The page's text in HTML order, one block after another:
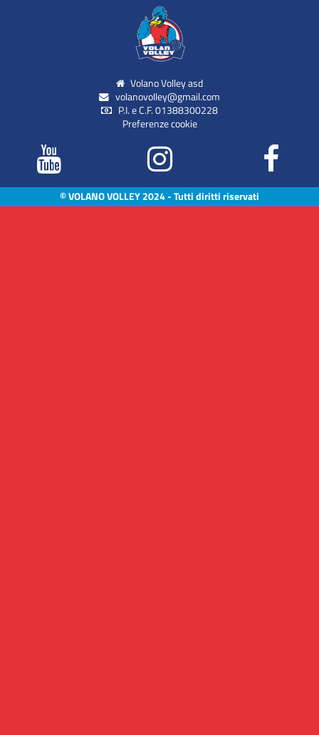
Volano Volley asd
volanovolley@gmail.com
P.I. e C.F. 01388300228
Preferenze cookie
© VOLANO VOLLEY 2024 - Tutti diritti riservati